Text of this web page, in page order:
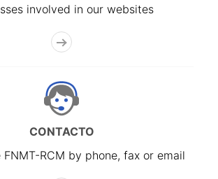
involved in our websites
CONTACTO
RCM by phone, fax or email